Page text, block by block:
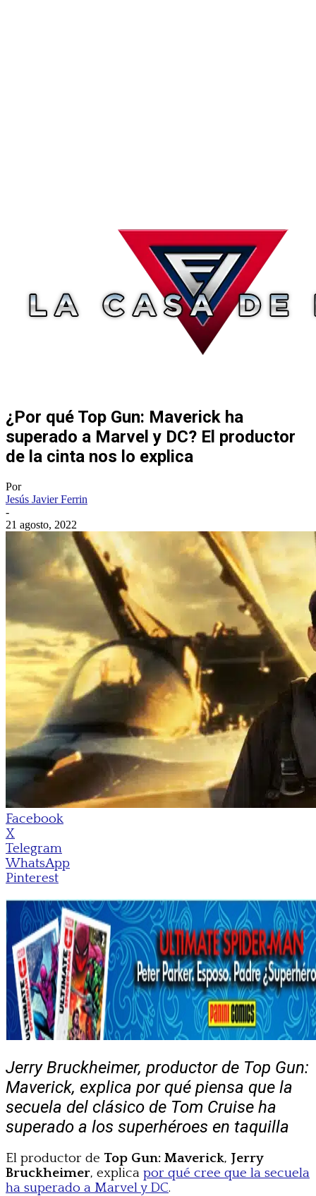
¿Por qué Top Gun: Maverick ha
superado a Marvel y DC? El productor
de la cinta nos lo explica
Por
Jesús Javier Ferrin
-
21 agosto, 2022
Facebook
X
Telegram
WhatsApp
Pinterest
Jerry Bruckheimer, productor de Top Gun:
Maverick, explica por qué piensa que la
secuela del clásico de Tom Cruise ha
superado a los superhéroes en taquilla
El productor de Top Gun: Maverick, Jerry
Bruckheimer, explica por qué cree que la secuela
ha superado a Marvel y DC.